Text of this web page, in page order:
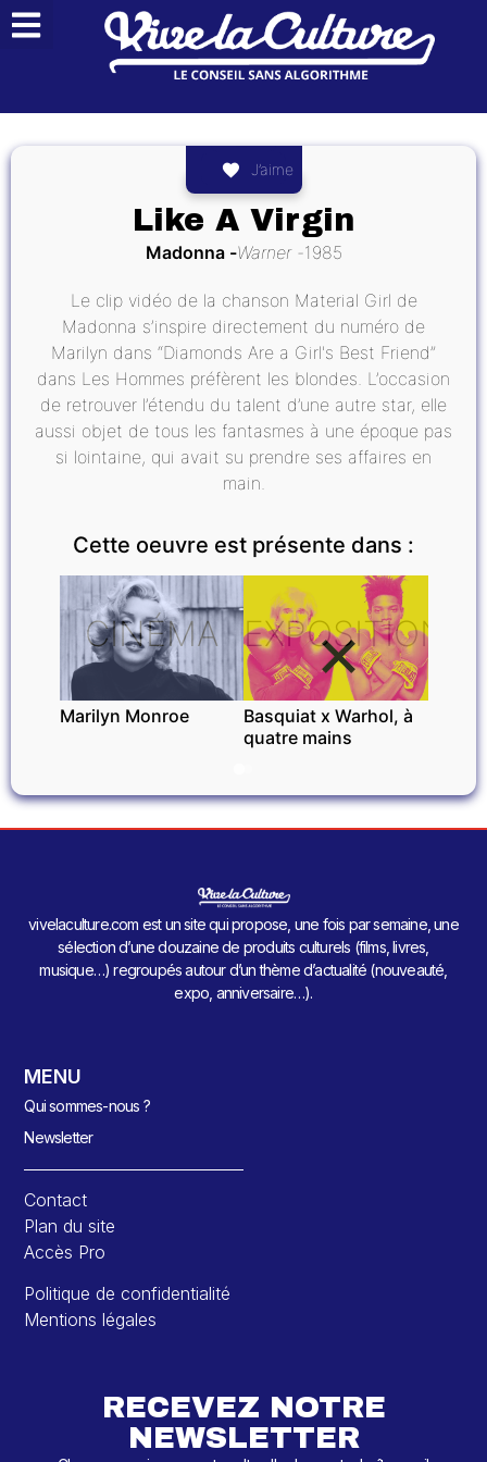
J’aime
Like A Virgin
Madonna Warner 1985
Le clip vidéo de la chanson Material Girl de
Madonna s’inspire directement du numéro de
Marilyn dans “Diamonds Are a Girl's Best Friend”
dans Les Hommes préfèrent les blondes. L’occasion
de retrouver l’étendu du talent d’une autre star, elle
aussi objet de tous les fantasmes à une époque pas
si lointaine, qui avait su prendre ses affaires en
main.
Cette oeuvre est présente dans :
CINÉMA
Marilyn Monroe
EXPOSITIONS
Basquiat x Warhol, à
quatre mains
vivelaculture.com est un site qui propose, une fois par semaine, une
sélection d’une douzaine de produits culturels (films, livres,
musique…) regroupés autour d’un thème d’actualité (nouveauté,
expo, anniversaire…).
MENU
Qui sommes-nous ?
Newsletter
Contact
Plan du site
Accès Pro
Politique de confidentialité
Mentions légales
RECEVEZ NOTRE
NEWSLETTER